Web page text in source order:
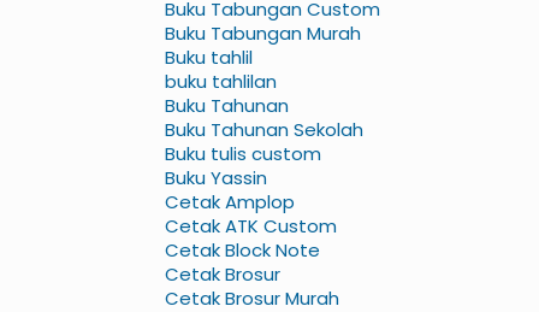
Buku Tabungan Custom
Buku Tabungan Murah
Buku tahlil
buku tahlilan
Buku Tahunan
Buku Tahunan Sekolah
Buku tulis custom
Buku Yassin
Cetak Amplop
Cetak ATK Custom
Cetak Block Note
Cetak Brosur
Cetak Brosur Murah